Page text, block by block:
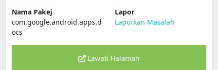
Nama Pakej
com.google.android.apps.d
ocs
Lapor
Laporkan Masalah
Lawati Halaman